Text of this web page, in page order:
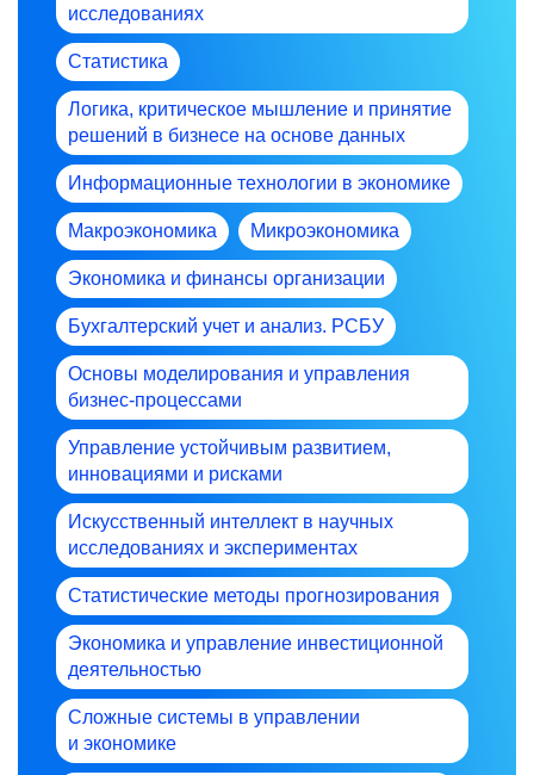
исследованиях
Статистика
Логика, критическое мышление и принятие
решений в бизнесе на основе данных
Информационные технологии в экономике
Макроэкономика Микроэкономика
Экономика и финансы организации
Бухгалтерский учет и анализ. РСБУ
Основы моделирования и управления
бизнес-процессами
Управление устойчивым развитием,
инновациями и рисками
Искусственный интеллект в научных
исследованиях и экспериментах
Статистические методы прогнозирования
Экономика и управление инвестиционной
деятельностью
Сложные системы в управлении
и экономике